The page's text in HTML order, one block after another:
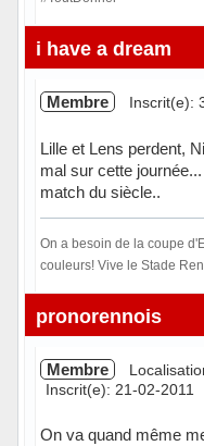
Hors ligne
i have a dream
Membre Inscrit(e):
Lille et Lens perdent,
mal sur cette
match du siècle..
On a besoin de la coupe
couleurs! Vive le Stade
En ligne
pronorennois
Membre
Inscrit(e): 21-02-2011
On va quand même